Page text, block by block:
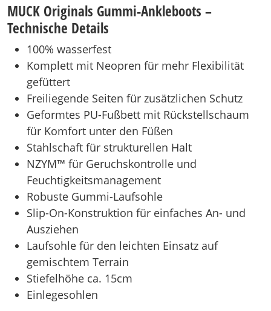
MUCK Originals Gummi-Ankleboots –
Technische Details
100% wasserfest
Komplett mit Neopren für mehr Flexibilität
gefüttert
Freiliegende Seiten für zusätzlichen Schutz
Geformtes PU-Fußbett mit Rückstellschaum
für Komfort unter den Füßen
Stahlschaft für strukturellen Halt
NZYM™ für Geruchskontrolle und
Feuchtigkeitsmanagement
Robuste Gummi-Laufsohle
Slip-On-Konstruktion für einfaches An- und
Ausziehen
Laufsohle für den leichten Einsatz auf
gemischtem Terrain
Stiefelhöhe ca. 15cm
Einlegesohlen